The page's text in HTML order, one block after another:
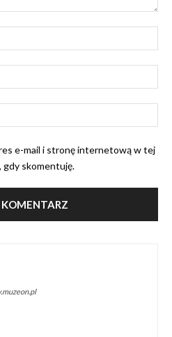
e-mail i stronę internetową w tej
gdy skomentuję.